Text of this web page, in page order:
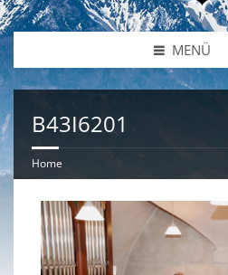
MENÜ
B43I6201
Home